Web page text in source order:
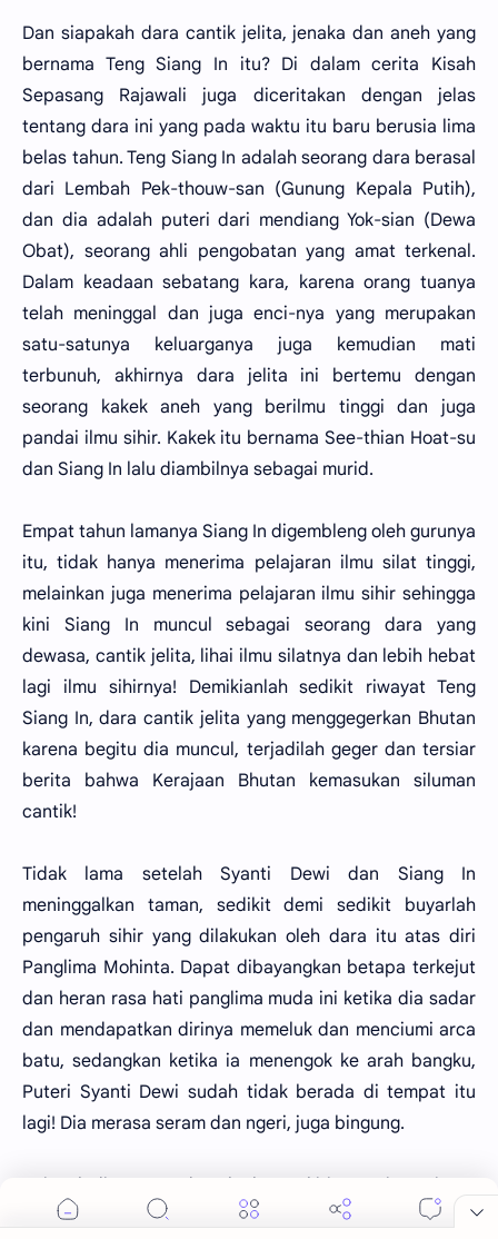
Dan siapakah dara cantik jelita, jenaka dan aneh yang
bernama Teng Siang In itu? Di dalam cerita Kisah
Sepasang Rajawali juga diceritakan dengan jelas
tentang dara ini yang pada waktu itu baru berusia lima
belas tahun. Teng Siang In adalah seorang dara berasal
dari Lembah Pek-thouw-san (Gunung Kepala Putih),
dan dia adalah puteri dari mendiang Yok-sian (Dewa
Obat), seorang ahli pengobatan yang amat terkenal.
Dalam keadaan sebatang kara, karena orang tuanya
telah meninggal dan juga enci-nya yang merupakan
satu-satunya keluarganya juga kemudian mati
terbunuh, akhirnya dara jelita ini bertemu dengan
seorang kakek aneh yang berilmu tinggi dan juga
pandai ilmu sihir. Kakek itu bernama See-thian Hoat-su
dan Siang In lalu diambilnya sebagai murid.
Empat tahun lamanya Siang In digembleng oleh gurunya
itu, tidak hanya menerima pelajaran ilmu silat tinggi,
melainkan juga menerima pelajaran ilmu sihir sehingga
kini Siang In muncul sebagai seorang dara yang
dewasa, cantik jelita, lihai ilmu silatnya dan lebih hebat
lagi ilmu sihirnya! Demikianlah sedikit riwayat Teng
Siang In, dara cantik jelita yang menggegerkan Bhutan
karena begitu dia muncul, terjadilah geger dan tersiar
berita bahwa Kerajaan Bhutan kemasukan siluman
cantik!
Tidak lama setelah Syanti Dewi dan Siang In
meninggalkan taman, sedikit demi sedikit buyarlah
pengaruh sihir yang dilakukan oleh dara itu atas diri
Panglima Mohinta. Dapat dibayangkan betapa terkejut
dan heran rasa hati panglima muda ini ketika dia sadar
dan mendapatkan dirinya memeluk dan menciumi arca
batu, sedangkan ketika ia menengok ke arah bangku,
Puteri Syanti Dewi sudah tidak berada di tempat itu
lagi! Dia merasa seram dan ngeri, juga bingung.
dan tengkuknya terasa dingin, bulu tengkuknya